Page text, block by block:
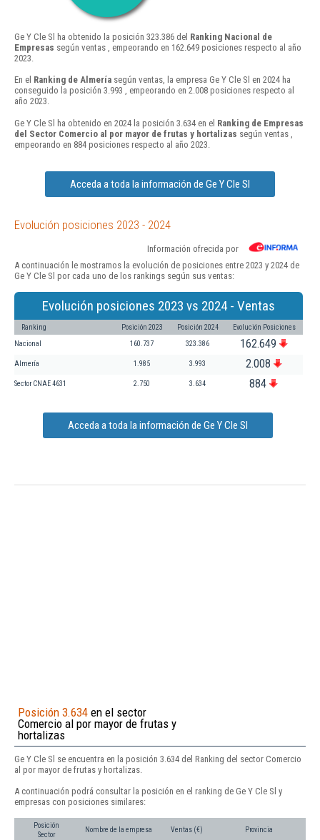
Ge Y Cle Sl ha obtenido la posición 323.386 del Ranking Nacional de
Empresas según ventas , empeorando en 162.649 posiciones respecto al año
2023.
En el Ranking de Almería según ventas, la empresa Ge Y Cle Sl en 2024 ha
conseguido la posición 3.993 , empeorando en 2.008 posiciones respecto al
año 2023.
Ge Y Cle Sl ha obtenido en 2024 la posición 3.634 en el Ranking de Empresas
del Sector Comercio al por mayor de frutas y hortalizas según ventas ,
empeorando en 884 posiciones respecto al año 2023.
Acceda a toda la información de Ge Y Cle Sl
Evolución posiciones 2023 - 2024
Información ofrecida por
A continuación le mostramos la evolución de posiciones entre 2023 y 2024 de
Ge Y Cle Sl por cada uno de los rankings según sus ventas:
Evolución posiciones 2023 vs 2024 - Ventas
Ranking Posición 2023 Posición 2024 Evolución Posiciones
Nacional 160.737 323.386 162.649
Almería 1.985 3.993 2.008
Sector CNAE 4631 2.750 3.634 884
Acceda a toda la información de Ge Y Cle Sl
Posición 3.634 en el sector
Comercio al por mayor de frutas y
hortalizas
Ge Y Cle Sl se encuentra en la posición 3.634 del Ranking del sector Comercio
al por mayor de frutas y hortalizas.
A continuación podrá consultar la posición en el ranking de Ge Y Cle Sl y
empresas con posiciones similares:
Posición
Sector
Nombre de la empresa Ventas (€) Provincia